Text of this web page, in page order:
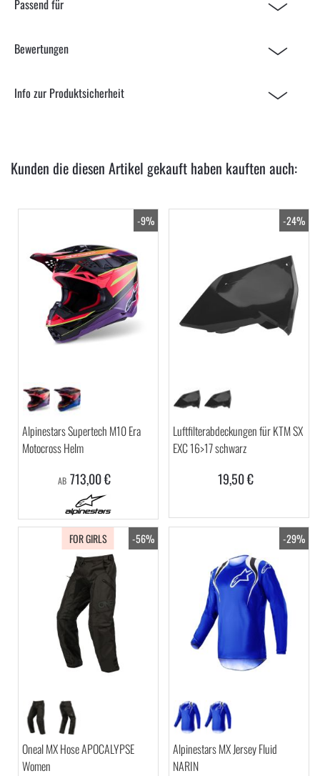
Passend für
Bewertungen
Info zur Produktsicherheit
Kunden die diesen Artikel gekauft haben kauften auch:
-9%
Alpinestars Supertech M10 Era
Motocross Helm
AB 713,00 €
-24%
Luftfilterabdeckungen für KTM SX
EXC 16>17 schwarz
19,50 €
-56%
FOR GIRLS
Oneal MX Hose APOCALYPSE
Women
-29%
Alpinestars MX Jersey Fluid
NARIN